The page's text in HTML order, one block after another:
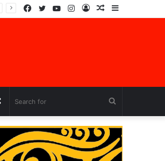
Sidebar
Random
Log
Instagram
YouTube
Twitter
Facebook
for
Random
Article